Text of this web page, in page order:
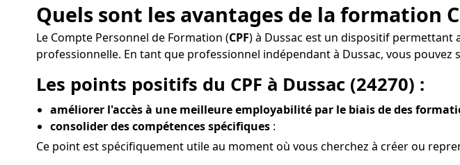
Quels sont les avantages de la formation
Le Compte Personnel de Formation (CPF) à Dussac est un dispositif
professionnelle. En tant que professionnel indépendant à Dussac, vous
Les points positifs du CPF à Dussac (24270) :
améliorer l'accès à une meilleure employabilité par le biais de des
consolider des compétences spécifiques :
Ce point est spécifiquement utile au moment où vous cherchez à créer ou